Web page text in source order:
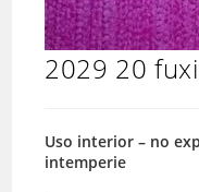
2029 20
Uso interior – no
intemperie